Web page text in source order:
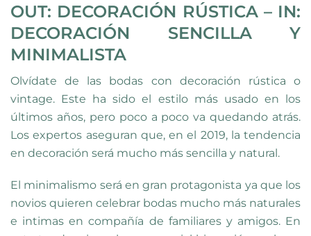
OUT: DECORACIÓN RÚSTICA – IN:
DECORACIÓN SENCILLA Y
MINIMALISTA
Olvídate de las bodas con decoración rústica o
vintage. Este ha sido el estilo más usado en los
últimos años, pero poco a poco va quedando atrás.
Los expertos aseguran que, en el 2019, la tendencia
en decoración será mucho más sencilla y natural.
El minimalismo será en gran protagonista ya que los
novios quieren celebrar bodas mucho más naturales
e intimas en compañía de familiares y amigos. En